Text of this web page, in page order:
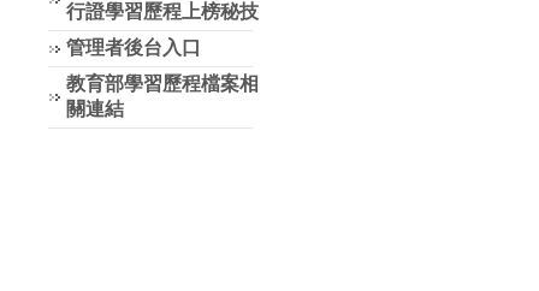
行證學習歷程上榜秘技
管理者後台入口
教育部學習歷程檔案相
關連結